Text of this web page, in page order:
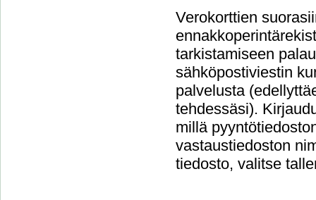
Verokorttien
tarkistamiseen
sähköpostiviestin
palvelusta
tehdessäsi).
millä
vastaustiedoston
tiedosto, valitse